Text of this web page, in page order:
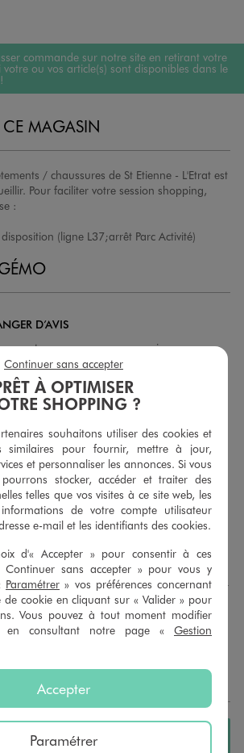
commande sur notre site en retirant votre
ou vos article(s) sont disponibles dans le
MAGASIN
/ chaussures de St Etienne - L'Etrat est
Pour faciliter votre session shopping,
:
(ligne L37;arrêt Parc Activité)
D’AVIS
et vous proposons un avoir ou un
pour tout article non porté, non retouché,
sur simple présentation du ticket de caisse,
magasins GÉMO.
RETOUCHER MES ARTICLES
vous avez la possibilité de faire
textiles dans nos magasins. Les tarifs
sur simple demande. Voir
magasins.
des cartes cadeaux GÉMO d’un
entre 10€ et 150€. Les cartes cadeau
1 an, utilisables en plusieurs fois, pour
en magasin. Offrez vos cartes cadeau
enveloppes pour toutes les occasions.
STEEL
À OPTIMISER
SHOPPING ?
souhaitons utiliser des cookies et
similaires pour fournir, mettre à jour,
et personnaliser les annonces. Si vous
stocker, accéder et traiter des
telles que vos visites à ce site web, les
de votre compte utilisateur
e-mail et les identifiants des cookies.
d'« Accepter » pour consentir à ces
Continuer sans accepter » pour vous y
Paramétrer » vos préférences concernant
de cookie en cliquant sur « Valider » pour
Vous pouvez à tout moment modifier
en consultant notre page « Gestion
Accepter
Paramétrer
Continuer sans accepter